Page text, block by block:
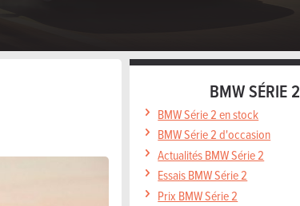
BMW SÉRIE 2
BMW Série 2 en stock
BMW Série 2 d'occasion
Actualités BMW Série 2
Essais BMW Série 2
Prix BMW Série 2